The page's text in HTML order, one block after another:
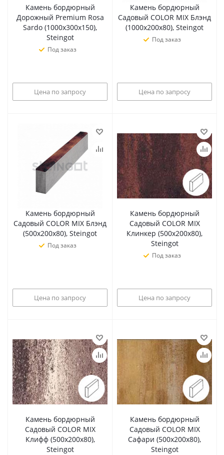
Камень бордюрный
Дорожный Premium Rosa
Sardo (1000х300х150),
Steingot
Под заказ
Цена по запросу
Камень бордюрный
Садовый COLOR MIX Блэнд
(1000х200х80), Steingot
Под заказ
Цена по запросу
Камень бордюрный
Садовый COLOR MIX Блэнд
(500х200х80), Steingot
Под заказ
Цена по запросу
Камень бордюрный
Садовый COLOR MIX
Клинкер (500х200х80),
Steingot
Под заказ
Цена по запросу
Камень бордюрный
Садовый COLOR MIX
Клифф (500х200х80),
Steingot
Камень бордюрный
Садовый COLOR MIX
Сафари (500х200х80),
Steingot